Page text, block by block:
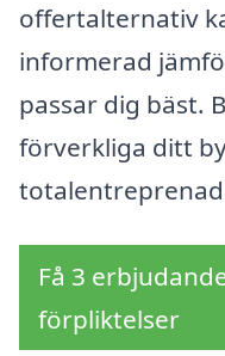
offertalternativ
informerad
passar dig bäst.
förverkliga ditt
totalentreprenad
Få 3
förpliktelser